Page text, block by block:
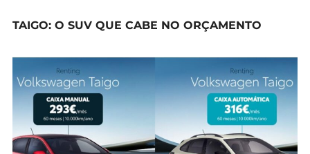
TAIGO: O SUV QUE CABE NO ORÇAMENTO